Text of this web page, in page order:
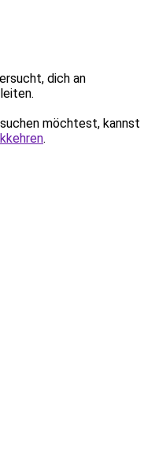
dich an
möchtest, kannst
.